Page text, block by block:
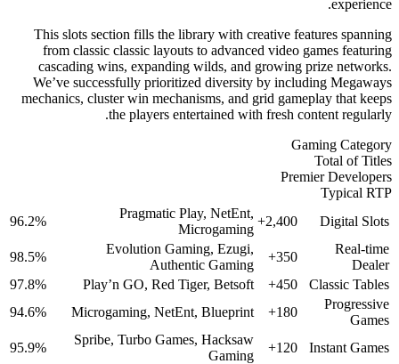
This slots section fills the library
from classic classic layouts to
cascading wins, expanding
We’ve successfully prioritized
mechanics, cluster win
the players
Pragmatic Play,
96.2%
Evolution Gaming,
Authentic
98.5%
Play’n GO, Red Tiger,
97.8%
Microgaming, NetEnt,
94.6%
Spribe, Turbo Games,
95.9%